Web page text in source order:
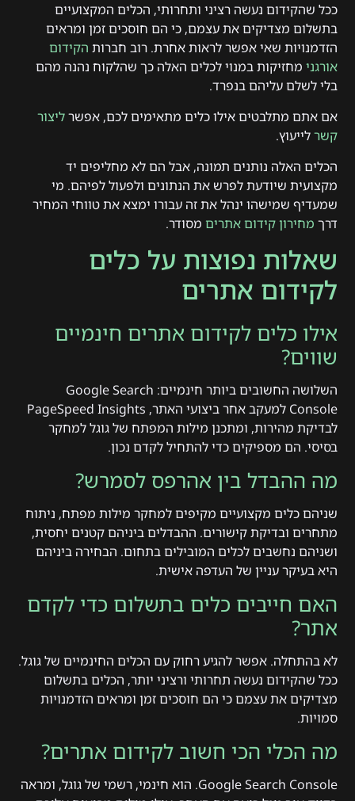
ככל שהקידום נעשה רציני ותחרותי, הכלים המקצועיים
בתשלום מצדיקים את עצמם, כי הם חוסכים זמן ומראים
הזדמנויות שאי אפשר לראות אחרת. רוב חברות הקידום
אורגני מחזיקות במנוי לכלים האלה כך שהלקוח נהנה מהם
בלי לשלם עליהם בנפרד.
אם אתם מתלבטים אילו כלים מתאימים לכם, אפשרליצור
קשרלייעוץ.
הכלים האלה נותנים תמונה, אבל הם לא מחליפים יד
מקצועית שיודעת לפרש את הנתונים ולפעול לפיהם. מי
שמעדיף שמישהו ינהל את זה עבורו ימצא את טווחי המחיר
דרך מחירון קידום אתרים מסודר.
שאלות נפוצות על כלים
לקידום אתרים
אילו כלים לקידום אתרים חינמיים
שווים?
השלושה החשובים ביותר חינמיים: Google Search
Console למעקב אחר ביצועי האתר, PageSpeed Insights
לבדיקת מהירות, ומתכנן מילות המפתח של גוגל למחקר
בסיסי. הם מספיקים כדי להתחיל לקדם נכון.
מה ההבדל בין אהרפס לסמרש?
שניהם כלים מקצועיים מקיפים למחקר מילות מפתח, ניתוח
מתחרים ובדיקת קישורים. ההבדלים ביניהם קטנים יחסית,
ושניהם נחשבים לכלים המובילים בתחום. הבחירה ביניהם
היא בעיקר עניין של העדפה אישית.
האם חייבים כלים בתשלום כדי לקדם
אתר?
לא בהתחלה. אפשר להגיע רחוק עם הכלים החינמיים של גוגל.
ככל שהקידום נעשה תחרותי ורציני יותר, הכלים בתשלום
מצדיקים את עצמם כי הם חוסכים זמן ומראים הזדמנויות
סמויות.
מה הכלי הכי חשוב לקידום אתרים?
Google Search Console. הוא חינמי, רשמי של גוגל, ומראה